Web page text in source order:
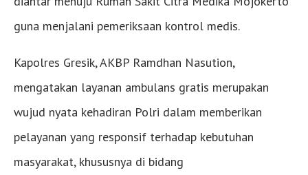
guna menjalani pemeriksaan kontrol medis.
Kapolres Gresik, AKBP Ramdhan Nasution,
mengatakan layanan ambulans gratis merupakan
wujud nyata kehadiran Polri dalam memberikan
pelayanan yang responsif terhadap kebutuhan
masyarakat, khususnya di bidang